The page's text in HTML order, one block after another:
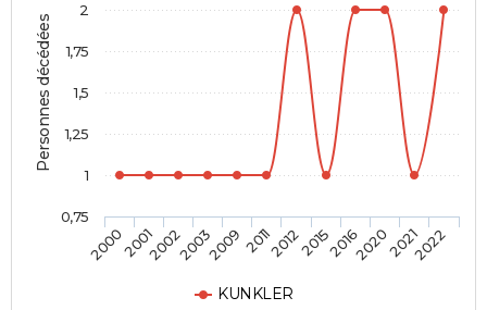
Personnes décédées
KUNKLER
20002001200220032009 2011201220152016202020212022
0,75
1
1,25
1,5
1,75
2